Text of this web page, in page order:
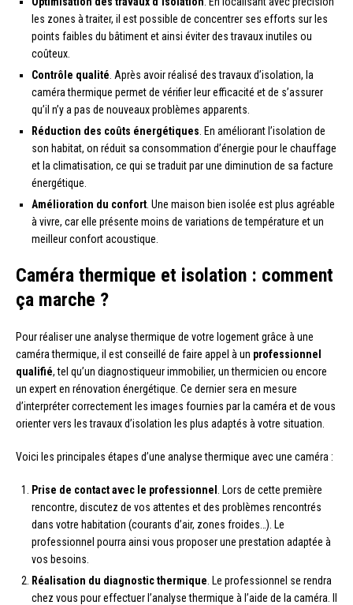
les zones à traiter, il est possible de concentrer ses efforts sur les
points faibles du bâtiment et ainsi éviter des travaux inutiles ou
coûteux.
Contrôle qualité . Après avoir réalisé des travaux d’isolation, la
caméra thermique permet de vérifier leur efficacité et de s’assurer
qu’il n’y a pas de nouveaux problèmes apparents.
Réduction des coûts énergétiques . En améliorant l’isolation de
son habitat, on réduit sa consommation d’énergie pour le chauffage
et la climatisation, ce qui se traduit par une diminution de sa facture
énergétique.
Amélioration du confort . Une maison bien isolée est plus agréable
à vivre, car elle présente moins de variations de température et un
meilleur confort acoustique.
Caméra thermique et isolation : comment
ça marche ?
Pour réaliser une analyse thermique de votre logement grâce à une
caméra thermique, il est conseillé de faire appel à un professionnel
qualifié, tel qu’un diagnostiqueur immobilier, un thermicien ou encore
un expert en rénovation énergétique. Ce dernier sera en mesure
d’interpréter correctement les images fournies par la caméra et de vous
orienter vers les travaux d’isolation les plus adaptés à votre situation.
Voici les principales étapes d’une analyse thermique avec une caméra :
Prise de contact avec le professionnel
. Lors de cette première
rencontre, discutez de vos attentes et des problèmes rencontrés
dans votre habitation (courants d’air, zones froides…). Le
professionnel pourra ainsi vous proposer une prestation adaptée à
vos besoins.
Réalisation du diagnostic thermique . Le professionnel se rendra
chez vous pour effectuer l’analyse thermique à l’aide de la caméra. Il